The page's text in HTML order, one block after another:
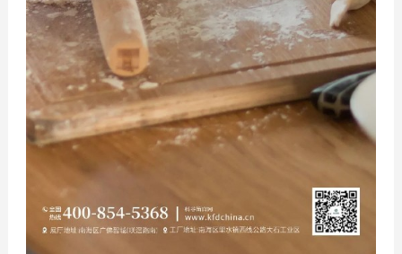
门店形象
势服务
定制流程
预约测量
联系方式
在线留言